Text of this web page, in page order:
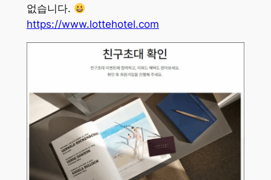
없습니다.
https://www.lottehotel.com